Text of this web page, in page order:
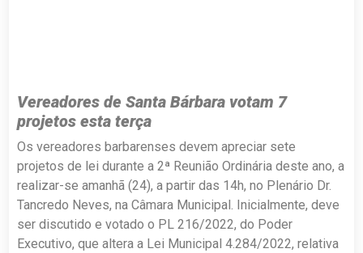
Vereadores de Santa Bárbara votam 7
projetos esta terça
Os vereadores barbarenses devem apreciar sete
projetos de lei durante a 2ª Reunião Ordinária deste ano, a
realizar-se amanhã (24), a partir das 14h, no Plenário Dr.
Tancredo Neves, na Câmara Municipal. Inicialmente, deve
ser discutido e votado o PL 216/2022, do Poder
Executivo, que altera a Lei Municipal 4.284/2022, relativa